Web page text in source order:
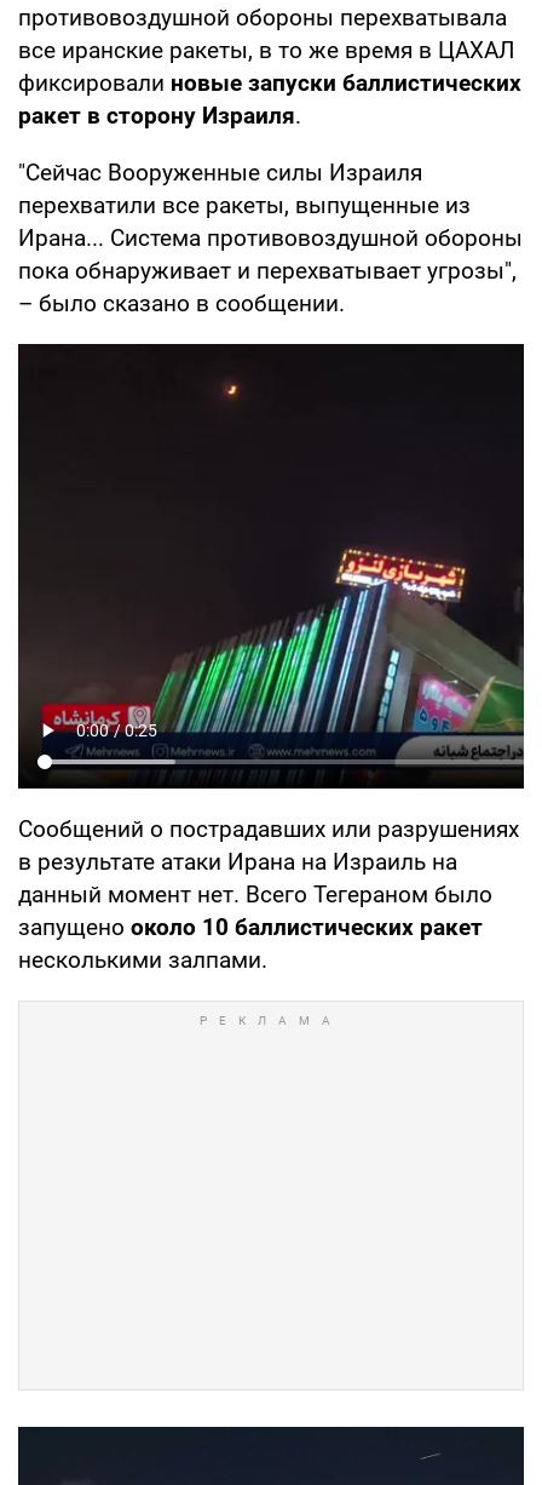
противовоздушной обороны перехватывала
все иранские ракеты, в то же время в ЦАХАЛ
фиксировали новые запуски баллистических
ракет в сторону Израиля.
"Сейчас Вооруженные силы Израиля
перехватили все ракеты, выпущенные из
Ирана... Система противовоздушной обороны
пока обнаруживает и перехватывает угрозы",
– было сказано в сообщении.
Сообщений о пострадавших или разрушениях
в результате атаки Ирана на Израиль на
данный момент нет. Всего Тегераном было
запущено около 10 баллистических ракет
несколькими залпами.